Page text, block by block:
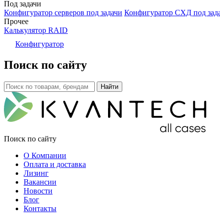
Под задачи
Конфигуратор серверов под задачи Конфигуратор СХД под
Прочее
Калькулятор RAID
Конфигуратор
Поиск по сайту
Поиск по сайту
О Компании
Оплата и доставка
Лизинг
Вакансии
Новости
Блог
Контакты